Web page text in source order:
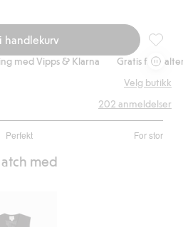
handlekurv
med Vipps & Klarna
Gratis
Velg butikk
Perfekt For stor
202 anmeldelser
med